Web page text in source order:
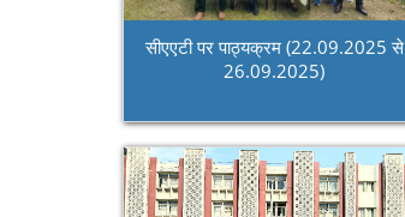
सीएएटी पर पाठ्यक्रम (22.09.2025 से
26.09.2025)